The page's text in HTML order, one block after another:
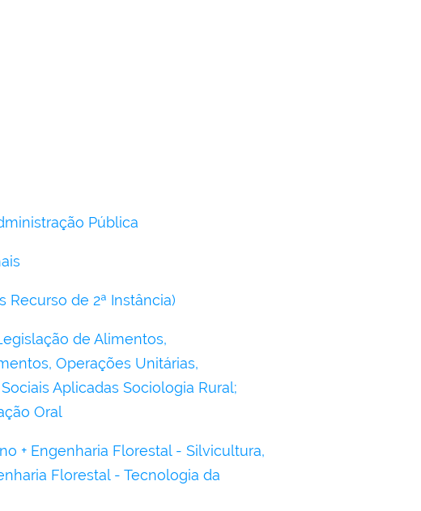
Pública
Recurso de 2ª Instância)
de Alimentos,
Operações Unitárias,
Aplicadas Sociologia Rural;
Oral
+ Engenharia Florestal - Silvicultura,
Florestal - Tecnologia da